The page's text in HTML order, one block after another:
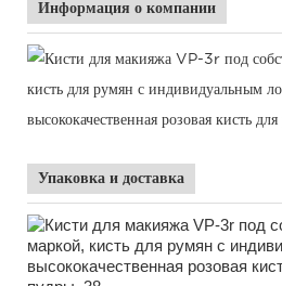
Информация о компании
Упаковка и доставка